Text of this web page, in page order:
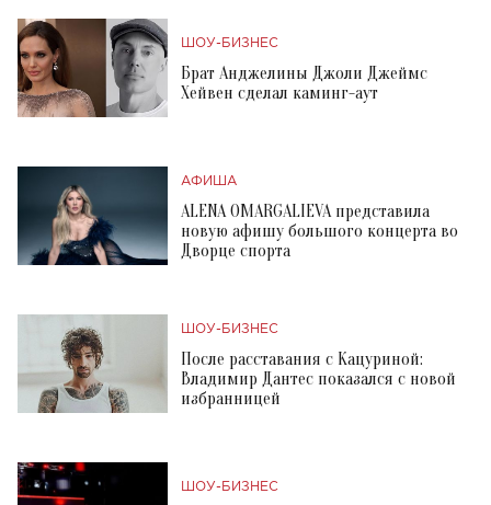
ШОУ-БИЗНЕС
Брат Анджелины Джоли Джеймс
Хейвен сделал каминг-аут
АФИША
ALENA OMARGALIEVA представила
новую афишу большого концерта во
Дворце спорта
ШОУ-БИЗНЕС
После расставания с Кацуриной:
Владимир Дантес показался с новой
избранницей
ШОУ-БИЗНЕС